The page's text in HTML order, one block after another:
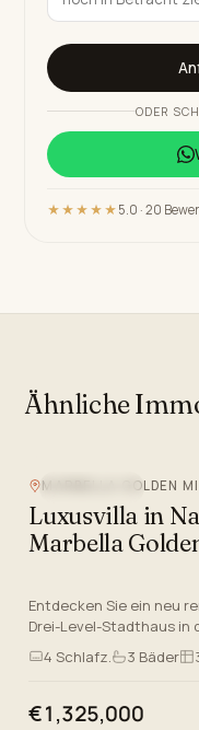
ODER
★★★★★ 5.0 · 20
Ähnliche
MARBELLA GOLDEN
Luxusvilla in
Marbella
Entdecken Sie ein neu
Drei-Level-Stadthaus in
Gegend von Nagüeles,
Marbella Goldene Meile
4 Schlafz. 3 Bäder
€1,325,000